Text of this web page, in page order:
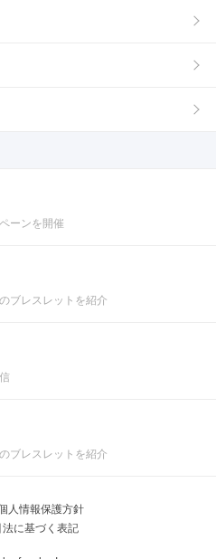
ーンを開催
ブレスレットを紹介
ブレスレットを紹介
人情報保護方針
に基づく表記